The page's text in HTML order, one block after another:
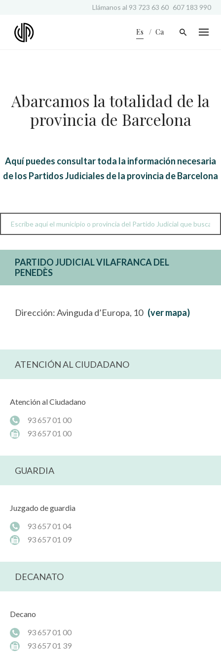
Llámanos al 93 723 63 60 607 183 990
Es Ca
Abarcamos la totalidad de la
provincia de Barcelona
Aquí puedes consultar toda la información necesaria
de los Partidos Judiciales de la provincia de Barcelona
PARTIDO JUDICIAL VILAFRANCA DEL
PENEDÈS
Dirección: Avinguda d’Europa, 10 (ver mapa)
ATENCIÓN AL CIUDADANO
Atención al Ciudadano
93 657 01 00
93 657 01 00
GUARDIA
Juzgado de guardia
93 657 01 04
93 657 01 09
DECANATO
Decano
93 657 01 00
93 657 01 39